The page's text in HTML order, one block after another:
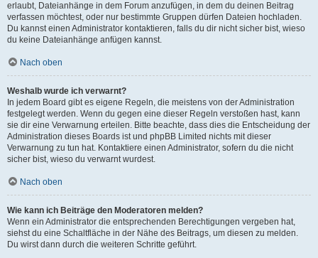
erlaubt, Dateianhänge in dem Forum anzufügen, in dem du deinen Beitrag
verfassen möchtest, oder nur bestimmte Gruppen dürfen Dateien hochladen.
Du kannst einen Administrator kontaktieren, falls du dir nicht sicher bist, wieso
du keine Dateianhänge anfügen kannst.
Nach oben
Weshalb wurde ich verwarnt?
In jedem Board gibt es eigene Regeln, die meistens von der Administration
festgelegt werden. Wenn du gegen eine dieser Regeln verstoßen hast, kann
sie dir eine Verwarnung erteilen. Bitte beachte, dass dies die Entscheidung der
Administration dieses Boards ist und phpBB Limited nichts mit dieser
Verwarnung zu tun hat. Kontaktiere einen Administrator, sofern du die nicht
sicher bist, wieso du verwarnt wurdest.
Nach oben
Wie kann ich Beiträge den Moderatoren melden?
Wenn ein Administrator die entsprechenden Berechtigungen vergeben hat,
siehst du eine Schaltfläche in der Nähe des Beitrags, um diesen zu melden.
Du wirst dann durch die weiteren Schritte geführt.